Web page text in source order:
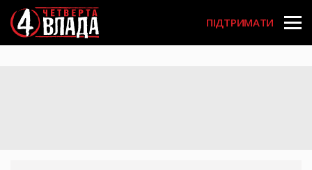
Перейти
до
основного
вмісту
User
account
ПІДТРИМАТИ